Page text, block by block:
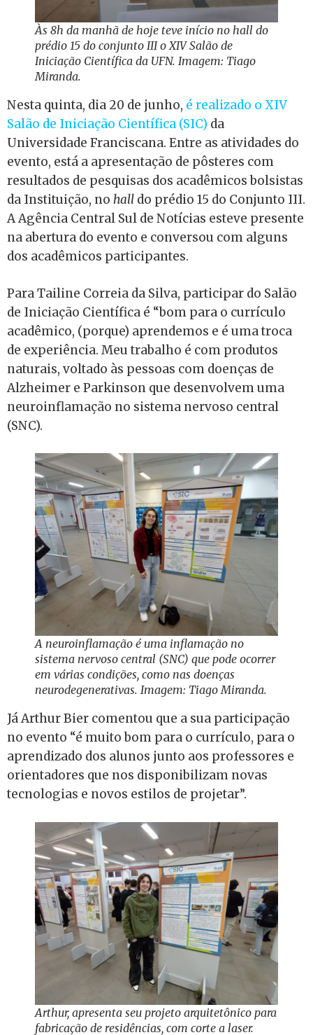
Às 8h da manhã de hoje teve início no hall do
prédio 15 do conjunto III o XIV Salão de
Iniciação Científica da UFN. Imagem: Tiago
Miranda.
Nesta quinta, dia 20 de junho, é realizado o XIV
Salão de Iniciação Científica (SIC) da
Universidade Franciscana. Entre as atividades do
evento, está a apresentação de pôsteres com
resultados de pesquisas dos acadêmicos bolsistas
da Instituição, no hall do prédio 15 do Conjunto III.
A Agência Central Sul de Notícias esteve presente
na abertura do evento e conversou com alguns
dos acadêmicos participantes.
Para Tailine Correia da Silva, participar do Salão
de Iniciação Científica é “bom para o currículo
acadêmico, (porque) aprendemos e é uma troca
de experiência. Meu trabalho é com produtos
naturais, voltado às pessoas com doenças de
Alzheimer e Parkinson que desenvolvem uma
neuroinflamação no sistema nervoso central
(SNC).
A neuroinflamação é uma inflamação no
sistema nervoso central (SNC) que pode ocorrer
em várias condições, como nas doenças
neurodegenerativas. Imagem: Tiago Miranda.
Já Arthur Bier comentou que a sua participação
no evento “é muito bom para o currículo, para o
aprendizado dos alunos junto aos professores e
orientadores que nos disponibilizam novas
tecnologias e novos estilos de projetar”.
Arthur, apresenta seu projeto arquitetônico para
fabricação de residências, com corte a laser.